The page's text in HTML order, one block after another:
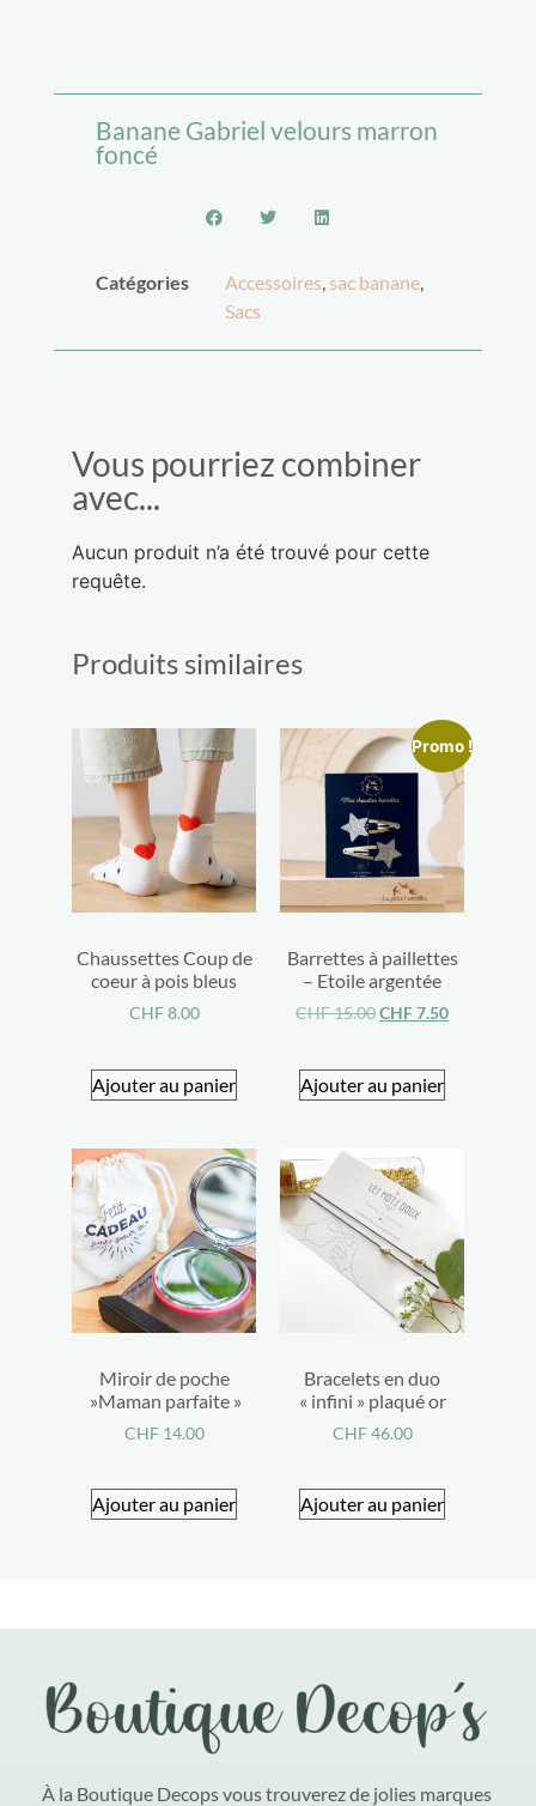
Banane Gabriel velours marron
foncé
Catégories Accessoires, sac banane,
Sacs
Vous pourriez combiner
avec...
Aucun produit n’a été trouvé pour cette
requête.
Produits similaires
Chaussettes Coup de
coeur à pois bleus
CHF8.00
Ajouter au panier
Promo !
Barrettes à paillettes
– Etoile argentée
CHF15.00CHF7.50
Ajouter au panier
Miroir de poche
»Maman parfaite »
CHF14.00
Ajouter au panier
Bracelets en duo
« infini » plaqué or
CHF46.00
Ajouter au panier
À la Boutique Decops vous trouverez de jolies marques